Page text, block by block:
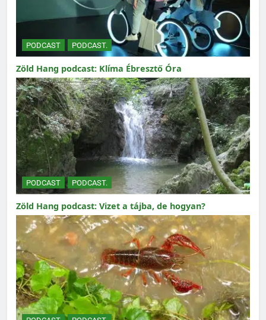
PODCAST PODCAST.
Zöld Hang podcast: Klíma Ébresztő Óra
PODCAST PODCAST.
Zöld Hang podcast: Vizet a tájba, de hogyan?